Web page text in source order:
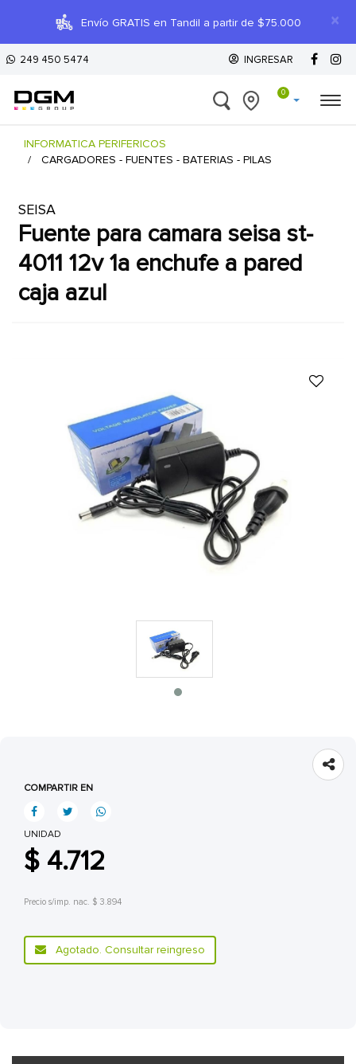
×
Envío GRATIS en Tandil a partir de $75.000
249 450 5474 INGRESAR
0
INFORMATICA PERIFERICOS
CARGADORES - FUENTES - BATERIAS - PILAS
SEISA
fuente para camara seisa st-
4011 12v 1a enchufe a pared
caja azul
COMPARTIR EN
UNIDAD
$ 4.712
Precio s/imp. nac. $ 3.894
Agotado. Consultar reingreso